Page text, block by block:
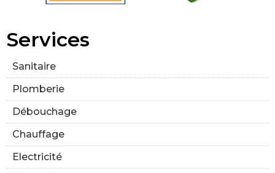
Services
Sanitaire
Plomberie
Débouchage
Chauffage
Electricité